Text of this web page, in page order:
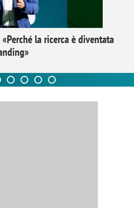
la ricerca è diventata